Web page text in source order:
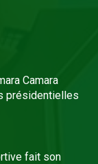
Camara
présidentielles
fait son